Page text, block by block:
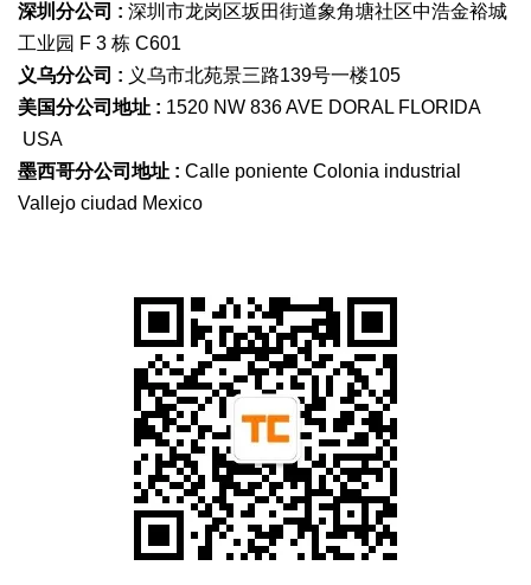
深圳分公司 : 深圳市龙岗区坂田街道象角塘社区中浩金裕城
工业园 F 3 栋 C601
义乌分公司 : 义乌市北苑景三路139号一楼105
美国分公司地址 : 1520 NW 836 AVE DORAL FLORIDA
USA
墨西哥分公司地址 : Calle poniente Colonia industrial
Vallejo ciudad Mexico